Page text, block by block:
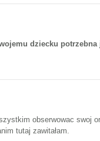
dziecku potrzebna
obserwowac swoj
tutaj zawitałam.